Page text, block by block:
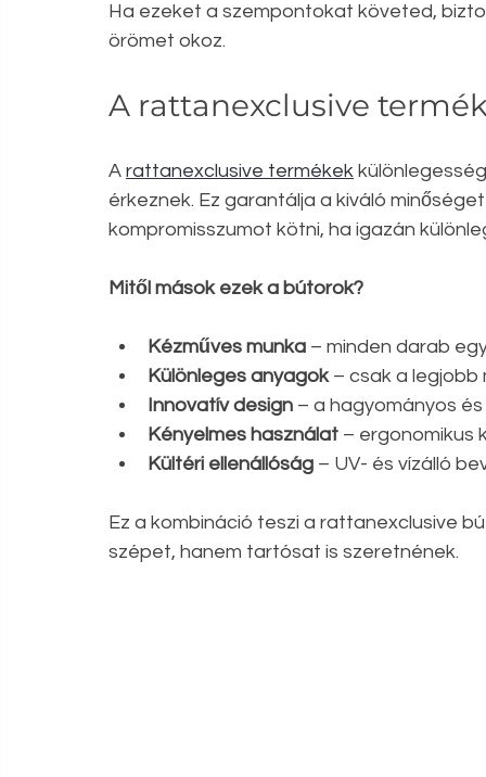
Ha ezeket a szempontokat követed,
örömet okoz.
A rattanexclusive
A rattanexclusive termékek
érkeznek. Ez garantálja a kiváló
kompromisszumot kötni, ha igazán
Mitől mások ezek a bútorok?
Kézműves munka – minden darab
Különleges anyagok – csak a legjobb
Innovatív design – a hagyományos
Kényelmes használat – ergonomikus
Kültéri ellenállóság – UV- és vízálló
Ez a kombináció teszi a rattanexclusive
szépet, hanem tartósat is szeretnének.